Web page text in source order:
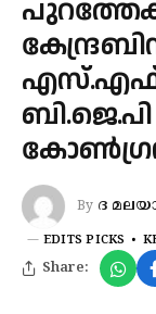
ബി.ജെ.പി
By ദ
EDITS PICKS
Share: